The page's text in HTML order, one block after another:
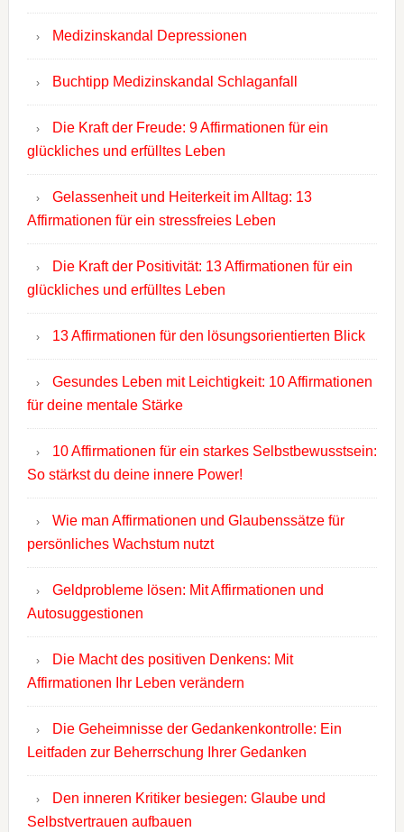
Medizinskandal Depressionen
Buchtipp Medizinskandal Schlaganfall
Die Kraft der Freude: 9 Affirmationen für ein
glückliches und erfülltes Leben
Gelassenheit und Heiterkeit im Alltag: 13
Affirmationen für ein stressfreies Leben
Die Kraft der Positivität: 13 Affirmationen für ein
glückliches und erfülltes Leben
13 Affirmationen für den lösungsorientierten Blick
Gesundes Leben mit Leichtigkeit: 10 Affirmationen
für deine mentale Stärke
10 Affirmationen für ein starkes Selbstbewusstsein:
So stärkst du deine innere Power!
Wie man Affirmationen und Glaubenssätze für
persönliches Wachstum nutzt
Geldprobleme lösen: Mit Affirmationen und
Autosuggestionen
Die Macht des positiven Denkens: Mit
Affirmationen Ihr Leben verändern
Die Geheimnisse der Gedankenkontrolle: Ein
Leitfaden zur Beherrschung Ihrer Gedanken
Den inneren Kritiker besiegen: Glaube und
Selbstvertrauen aufbauen